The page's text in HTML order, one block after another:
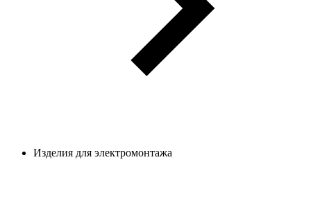
Изделия для электромонтажа